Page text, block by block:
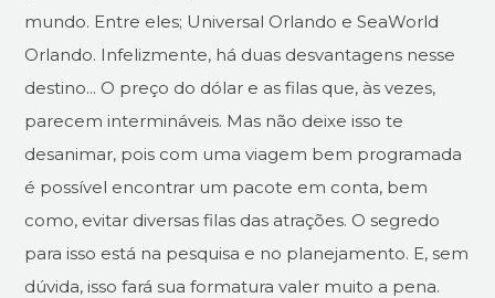
mundo. Entre eles; Universal Orlando e SeaWorld
Orlando. Infelizmente, há duas desvantagens nesse
destino... O preço do dólar e as filas que, às vezes,
parecem intermináveis. Mas não deixe isso te
desanimar, pois com uma viagem bem programada
é possível encontrar um pacote em conta, bem
como, evitar diversas filas das atrações. O segredo
para isso está na pesquisa e no planejamento. E, sem
dúvida, isso fará sua formatura valer muito a pena.